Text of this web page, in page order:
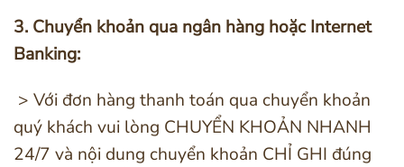
3. Chuyển khoản qua ngân hàng hoặc Internet
Banking:
> Với đơn hàng thanh toán qua chuyển khoản
quý khách vui lòng CHUYỂN KHOẢN NHANH
24/7 và nội dung chuyển khoản CHỈ GHI đúng